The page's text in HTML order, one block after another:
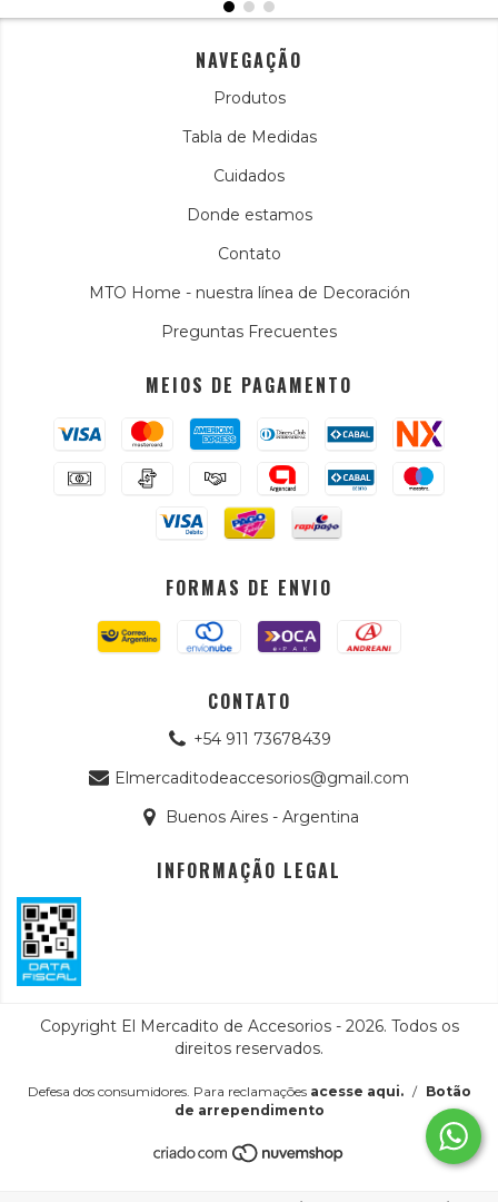
NAVEGAÇÃO
Produtos
Tabla de Medidas
Cuidados
Donde estamos
Contato
MTO Home - nuestra línea de Decoración
Preguntas Frecuentes
MEIOS DE PAGAMENTO
FORMAS DE ENVIO
CONTATO
+54 911 73678439
Elmercaditodeaccesorios@gmail.com
Buenos Aires - Argentina
INFORMAÇÃO LEGAL
Copyright El Mercadito de Accesorios - 2026. Todos os
direitos reservados.
Defesa dos consumidores. Para reclamações acesse aqui. /
Botão
de arrependimento